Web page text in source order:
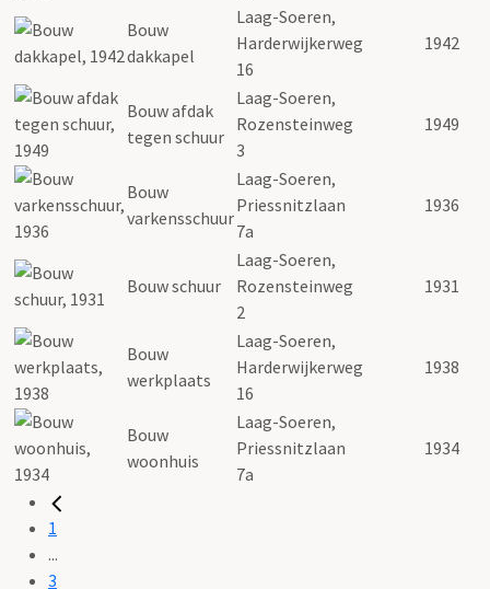
Bouw
dakkapel
Laag-Soeren,
Harderwijkerweg
16
1942
Bouw afdak
tegen schuur
Laag-Soeren,
Rozensteinweg
3
1949
Bouw
varkensschuur
Laag-Soeren,
Priessnitzlaan
7a
1936
Bouw schuur
Laag-Soeren,
Rozensteinweg
2
1931
Bouw
werkplaats
Laag-Soeren,
Harderwijkerweg
16
1938
Bouw
woonhuis
Laag-Soeren,
Priessnitzlaan
7a
1934
1
...
3